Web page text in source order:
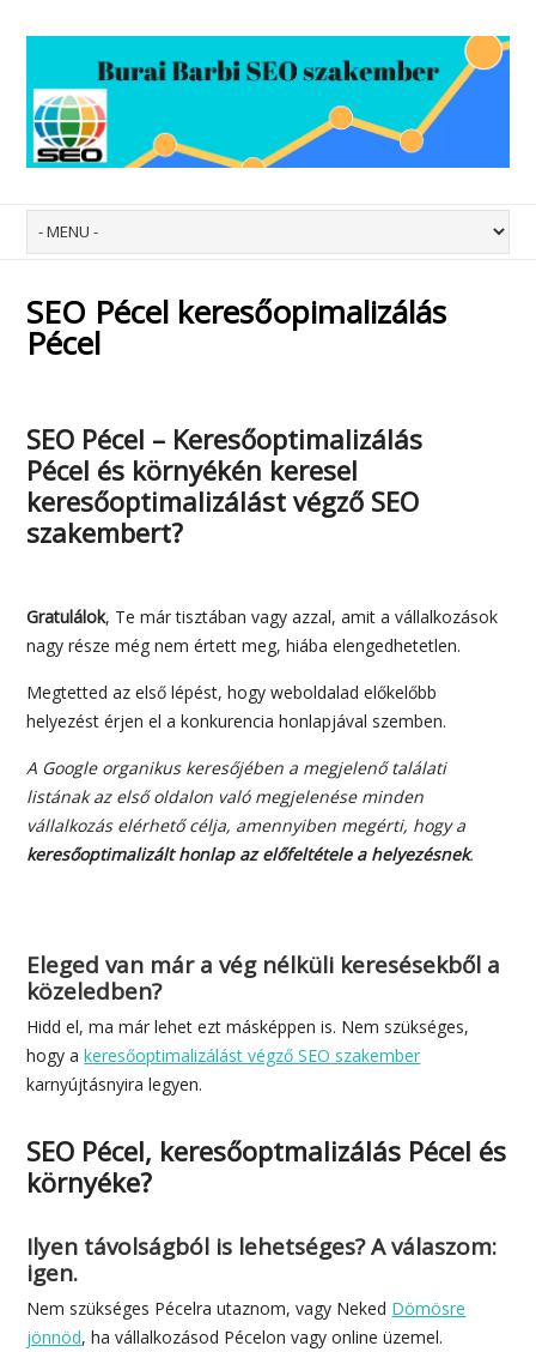
SEO Pécel keresőopimalizálás
Pécel
SEO Pécel – Keresőoptimalizálás
Pécel és környékén keresel
keresőoptimalizálást végző SEO
szakembert?
Gratulálok, Te már tisztában vagy azzal, amit a vállalkozások
nagy része még nem értett meg, hiába elengedhetetlen.
Megtetted az első lépést, hogy weboldalad előkelőbb
helyezést érjen el a konkurencia honlapjával szemben.
A Google organikus keresőjében a megjelenő találati
listának az első oldalon való megjelenése minden
vállalkozás elérhető célja, amennyiben megérti, hogy a
keresőoptimalizált honlap az előfeltétele a helyezésnek.
Eleged van már a vég nélküli keresésekből a
közeledben?
Hidd el, ma már lehet ezt másképpen is. Nem szükséges,
hogy akeresőoptimalizálást végző SEO szakember
karnyújtásnyira legyen.
SEO Pécel, keresőoptmalizálás Pécel és
környéke?
Ilyen távolságból is lehetséges? A válaszom:
igen.
Nem szükséges Pécelra utaznom, vagy Neked Dömösre
jönnöd, ha vállalkozásod Pécelon vagy online üzemel.